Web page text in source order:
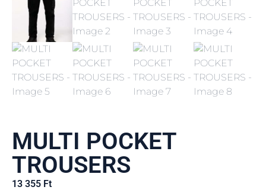
MULTI POCKET
TROUSERS
13 355 Ft